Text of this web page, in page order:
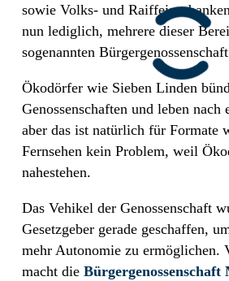
sowie Volks- und
nun lediglich, mehrere dieser
sogenannten
Ökodörfer wie Sieben Linden
Genossenschaften und leben nach
aber das ist natürlich für Formate
Fernsehen kein Problem, weil
nahestehen.
Das Vehikel der Genossenschaft
Gesetzgeber gerade geschaffen,
mehr Autonomie zu ermöglichen.
macht die Bürgergenossenschaft